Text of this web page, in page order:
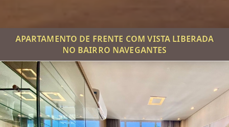
APARTAMENTO DE FRENTE COM VISTA LIBERADA
NO BAIRRO NAVEGANTES